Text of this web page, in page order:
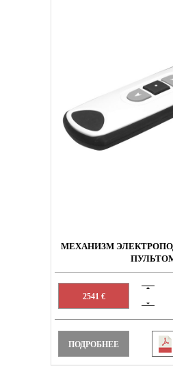
МЕХАНИЗМ
2541 €
ПОДРОБНЕЕ